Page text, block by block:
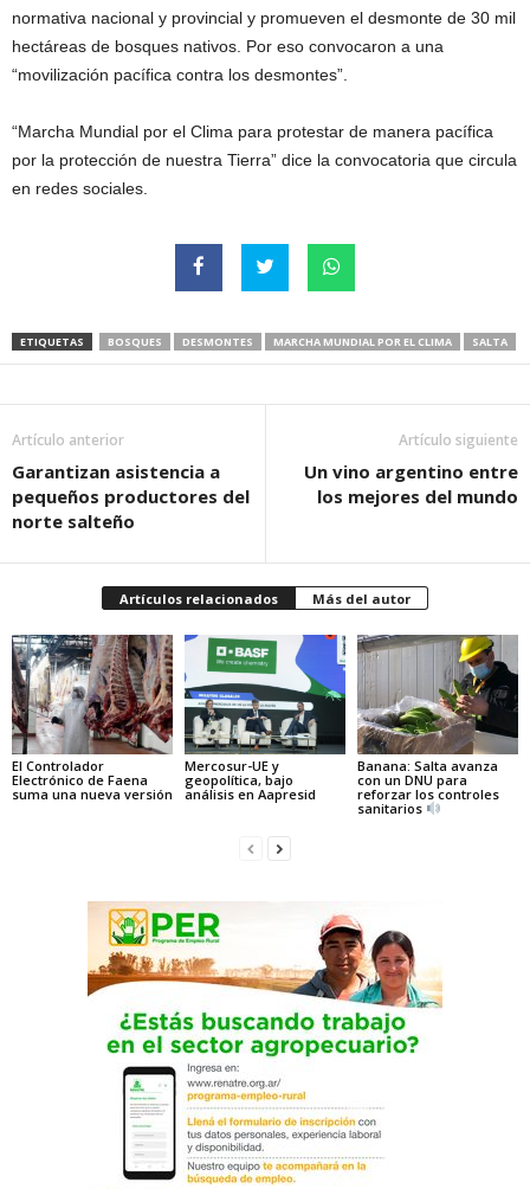
normativa nacional y provincial y promueven el desmonte de 30 mil
hectáreas de bosques nativos. Por eso convocaron a una
“movilización pacífica contra los desmontes”.
“Marcha Mundial por el Clima para protestar de manera pacífica
por la protección de nuestra Tierra” dice la convocatoria que circula
en redes sociales.
ETIQUETAS BOSQUES DESMONTES MARCHA MUNDIAL POR EL CLIMA SALTA
Artículo anterior
Garantizan asistencia a
pequeños productores del
norte salteño
Artículo siguiente
Un vino argentino entre
los mejores del mundo
Artículos relacionados Más del autor
El Controlador
Electrónico de Faena
suma una nueva versión
Mercosur-UE y
geopolítica, bajo
análisis en Aapresid
Banana: Salta avanza
con un DNU para
reforzar los controles
sanitarios